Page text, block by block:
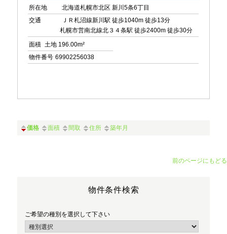
所在地
北海道札幌市北区 新川5条6丁目
交通
ＪＲ札沼線新川駅 徒歩1040m 徒歩13分
札幌市営南北線北３４条駅 徒歩2400m 徒歩30分
面積 土地 196.00m²
物件番号 69902256038
価格 面積 間取 住所 築年月
前のページにもどる
物件条件検索
ご希望の種別を選択して下さい